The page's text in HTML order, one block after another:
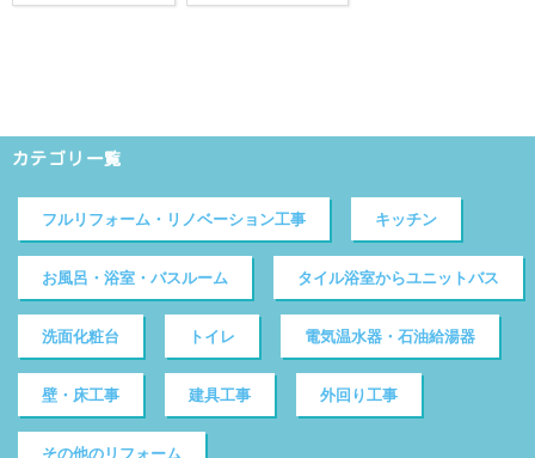
カテゴリ一覧
フルリフォーム・リノベーション工事 キッチン
お風呂・浴室・バスルーム タイル浴室からユニットバス
洗面化粧台 トイレ 電気温水器・石油給湯器
壁・床工事 建具工事 外回り工事
その他のリフォーム